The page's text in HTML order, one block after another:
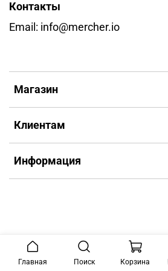
Магазин
Клиентам
Информация
Контакты
Email: info@mercher.io
Главная Поиск Корзина